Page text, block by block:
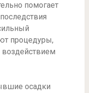
помогает
процедуры,
осадки